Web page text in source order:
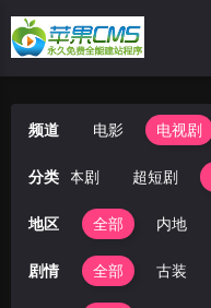
频道 电影 电视剧
分类日本剧 超短剧
地区 全部 内地
剧情 全部 古装